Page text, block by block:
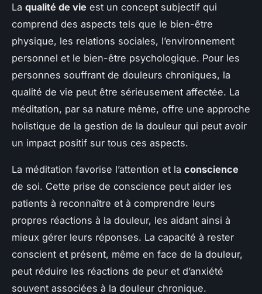
La qualité de vie est un concept subjectif qui
comprend des aspects tels que le bien-être
physique, les relations sociales, l’environnement
personnel et le bien-être psychologique. Pour les
personnes souffrant de douleurs chroniques, la
qualité de vie peut être sérieusement affectée. La
méditation, par sa nature même, offre une approche
holistique de la gestion de la douleur qui peut avoir
un impact positif sur tous ces aspects.
La méditation favorise l’attention et la conscience
de soi. Cette prise de conscience peut aider les
patients à reconnaître et à comprendre leurs
propres réactions à la douleur, les aidant ainsi à
mieux gérer leurs réponses. La capacité à rester
conscient et présent, même en face de la douleur,
peut réduire les réactions de peur et d’anxiété
souvent associées à la douleur chronique.